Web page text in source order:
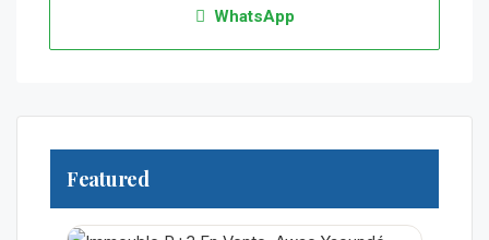
WhatsApp
Featured